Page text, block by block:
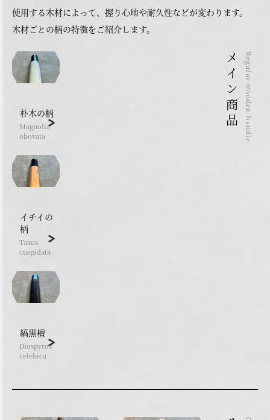
使用する木材によって、握り心地や耐久性などが変わります。
木材ごとの柄の特徴をご紹介します。
Regular wooden handle
メイン商品
朴木の柄
Magnolia
obovata
イチイの
柄
Taxus
cuspidata
縞黒檀
Diospyros
celebica